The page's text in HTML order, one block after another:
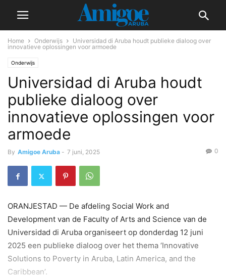
Home Onderwijs
Universidad di Aruba houdt publieke dialoog over
innovatieve oplossingen voor armoede
Onderwijs
Universidad di Aruba houdt
publieke dialoog over
innovatieve oplossingen voor
armoede
By Amigoe Aruba - 7 juni, 2025 0
ORANJESTAD — De afdeling Social Work and
Development van de Faculty of Arts and Science van de
Universidad di Aruba organiseert op donderdag 12 juni
2025 een publieke dialoog over het thema ‘Innovative
Solutions to Poverty in Aruba, Latin America, and the
Caribbean’.